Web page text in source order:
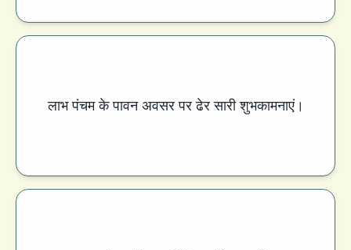
लाभ पंचम के पावन अवसर पर ढेर सारी शुभकामनाएं।